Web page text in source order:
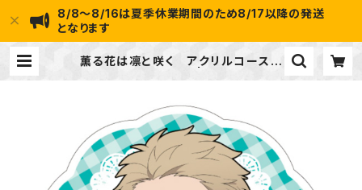
8/8～8/16は夏季休業期間のため8/17以降の発送
となります
薫る花は凛と咲く アクリルコースタ